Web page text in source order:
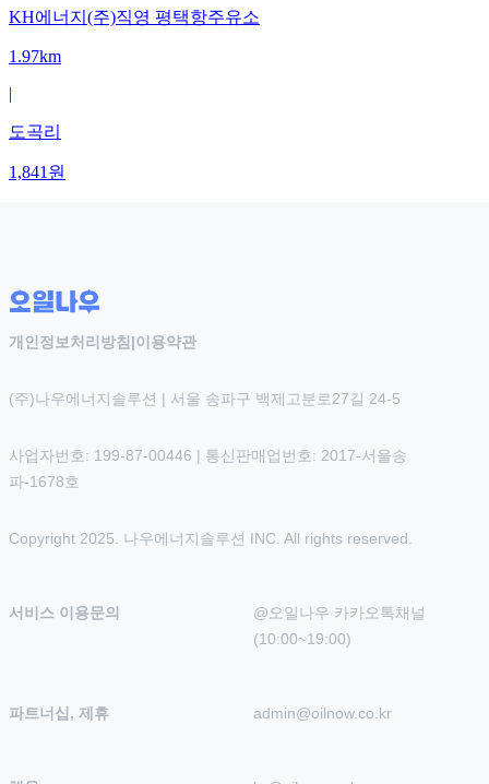
KH에너지(주)직영 평택항주유소
1.97km
|
도곡리
1,841원
개인정보처리방침 |이용약관
(주)나우에너지솔루션 | 서울 송파구 백제고분로27길 24-5
사업자번호: 199-87-00446 | 통신판매업번호: 2017-서울송
파-1678호
Copyright 2025. 나우에너지솔루션 INC. All rights reserved.
서비스 이용문의
@오일나우 카카오톡채널
(10:00~19:00)
파트너십, 제휴 admin@oilnow.co.kr